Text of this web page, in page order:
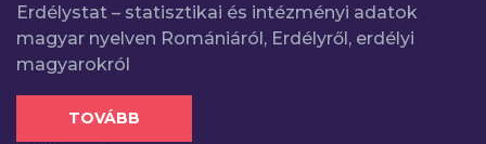
Erdélystat – statisztikai és intézményi adatok
magyar nyelven Romániáról, Erdélyről, erdélyi
magyarokról
TOVÁBB